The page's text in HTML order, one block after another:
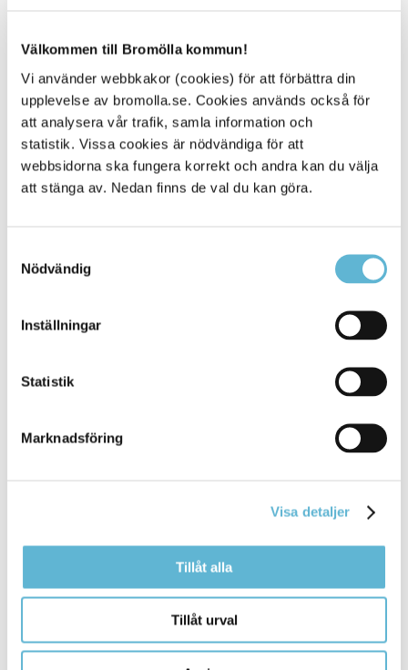
Välkommen till Bromölla kommun!
Vi använder webbkakor (cookies) för att förbättra din
upplevelse av bromolla.se. Cookies används också för
att analysera vår trafik, samla information och
statistik. Vissa cookies är nödvändiga för att
webbsidorna ska fungera korrekt och andra kan du välja
att stänga av. Nedan finns de val du kan göra.
Nödvändig
Inställningar
Statistik
Marknadsföring
Visa detaljer
Tillåt alla
Tillåt urval
901
Alla platser
Postadress
www.bromolla.se
Växel: 0456-82 20 00